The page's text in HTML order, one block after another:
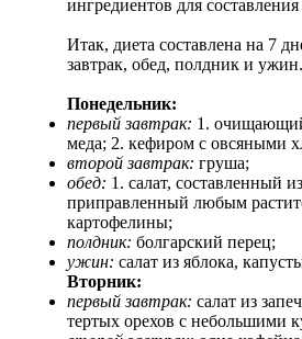
ингредиентов для
Итак, диета составлена на 7
завтрак, обед, полдник и ужин.
Понедельник:
первый завтрак: 1.
меда; 2. кефиром с овсяными
второй завтрак: груша;
обед: 1. салат, составленный
приправленный любым
картофелины;
полдник: болгарский перец;
ужин: салат из яблока,
Вторник:
первый завтрак: салат из
тертых орехов с небольшими